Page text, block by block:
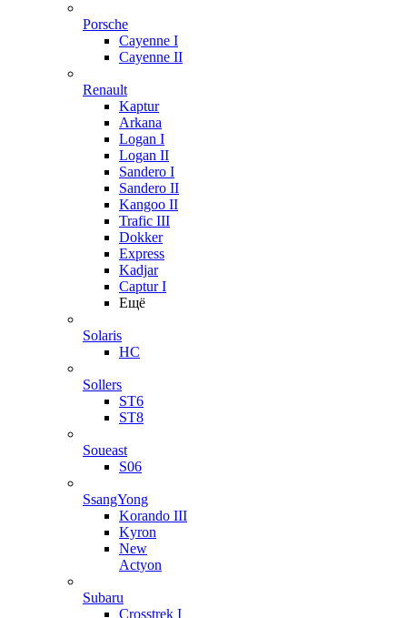
Porsche
Cayenne I
Cayenne II
Renault
Kaptur
Arkana
Logan I
Logan II
Sandero I
Sandero II
Kangoo II
Trafic III
Dokker
Express
Kadjar
Captur I
Ещё
Solaris
HC
Sollers
ST6
ST8
Soueast
S06
SsangYong
Korando III
Kyron
New
Actyon
Subaru
Crosstrek I